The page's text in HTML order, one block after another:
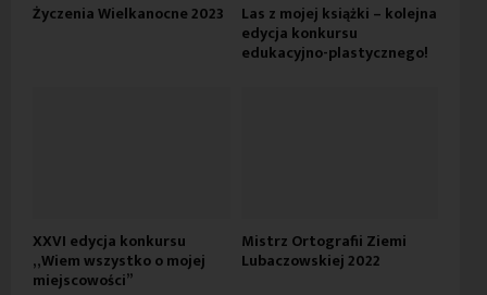
Życzenia Wielkanocne 2023 Las z mojej książki – kolejna
edycja konkursu
edukacyjno-plastycznego!
XXVI edycja konkursu
„Wiem wszystko o mojej
miejscowości”
Mistrz Ortografii Ziemi
Lubaczowskiej 2022